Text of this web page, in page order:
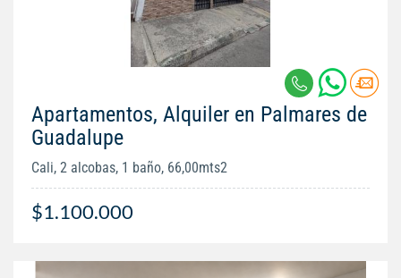
Apartamentos, Alquiler en Palmares de
Guadalupe
Cali, 2 alcobas, 1 baño, 66,00mts2
$1.100.000